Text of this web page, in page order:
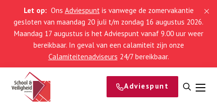
Let op: Ons Adviespuntis vanwege de zomervakantie
gesloten van maandag 20 juli t/m zondag 16 augustus 2026.
Maandag 17 augustus is het Adviespunt vanaf 9.00 uur weer
bereikbaar. In geval van een calamiteit zijn onze
Calamiteitenadviseurs 24/7 bereikbaar.
Adviespunt
Open